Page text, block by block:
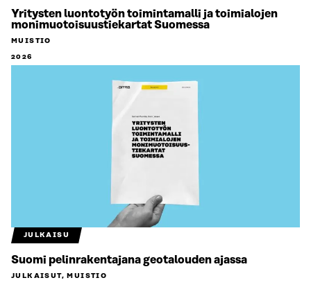
Yritysten luontotyön toimintamalli ja toimialojen
monimuotoisuustiekartat Suomessa
MUISTIO
2026
JULKAISU
Suomi pelinrakentajana geotalouden ajassa
JULKAISUT, MUISTIO